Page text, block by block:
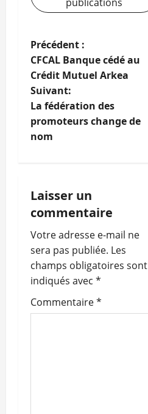
N
a
v
i
t
i
o
n
d
Précédent :
CFCAL Banque cédé au
Crédit Mutuel Arkea
Suivant:
La fédération des
promoteurs change de
nom
Laisser un
commentaire
Votre adresse e-mail ne
sera pas publiée. Les
champs obligatoires sont
indiqués avec *
Commentaire*